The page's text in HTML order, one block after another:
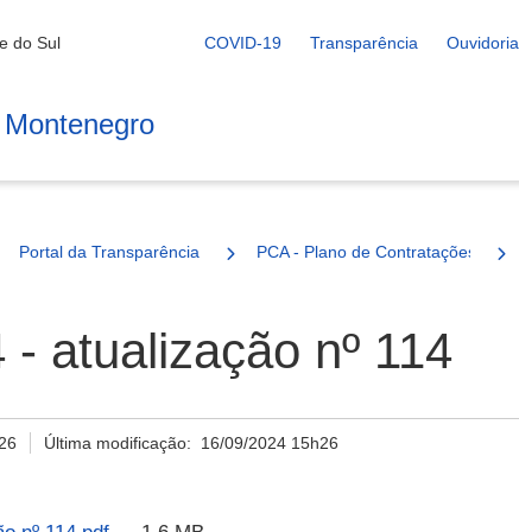
do Sul COVID-19 Transparência Ouvidoria
Portal da Transparência PCA - Plano de Contratações Anual
- atualização nº 114
Última modificação: 16/09/2024 15h26